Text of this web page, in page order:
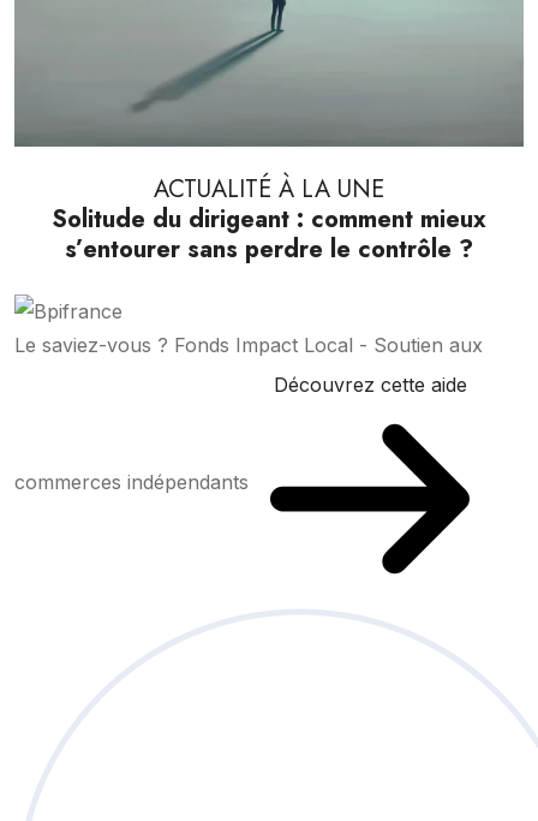
ACTUALITÉ À LA UNE
Solitude du dirigeant : comment mieux
s’entourer sans perdre le contrôle ?
Le saviez-vous ? Fonds Impact Local - Soutien aux
commerces indépendants
Découvrez cette aide